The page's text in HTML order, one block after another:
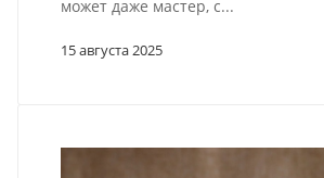
15 августа 2025
может даже мастер, с...